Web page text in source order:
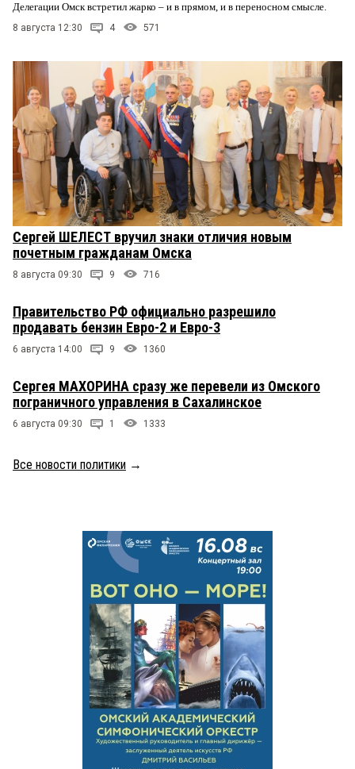
Делегации Омск встретил жарко – и в прямом, и в переносном смысле.
8 августа 12:30 4 571
Сергей ШЕЛЕСТ вручил знаки отличия новым
почетным гражданам Омска
8 августа 09:30 9 716
Правительство РФ официально разрешило
продавать бензин Евро-2 и Евро-3
6 августа 14:00 9 1360
Сергея МАХОРИНА сразу же перевели из Омского
пограничного управления в Сахалинское
6 августа 09:30 1 1333
Все новости политики →